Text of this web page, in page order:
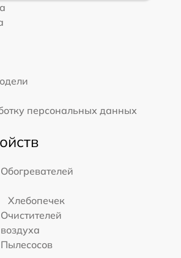
персональных данных
Обогревателей
Хлебопечек
Очистителей
воздуха
Пылесосов